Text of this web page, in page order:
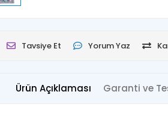
Tavsiye Et Yorum Yaz
Ürün Açıklaması Garanti ve